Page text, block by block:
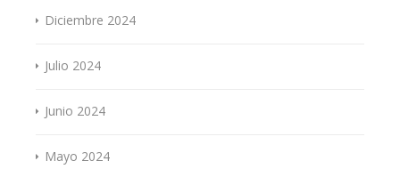
Diciembre 2024
Julio 2024
Junio 2024
Mayo 2024